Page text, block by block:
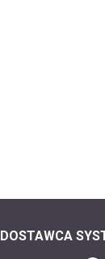
DOSTAWCA